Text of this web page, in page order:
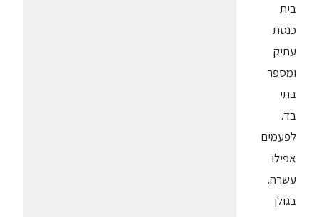
בית
כנסת
עתיק
ומספר
בתי
בד.
לפעמים
אפילו
עשרה.
בגולן